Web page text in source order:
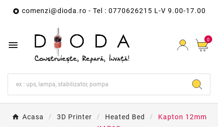
 comenzi@dioda.ro - Tel : 0770626215 L-V 9.00-17.00
 0
Acasa 3D Printer Heated Bed
Kapton 12mm